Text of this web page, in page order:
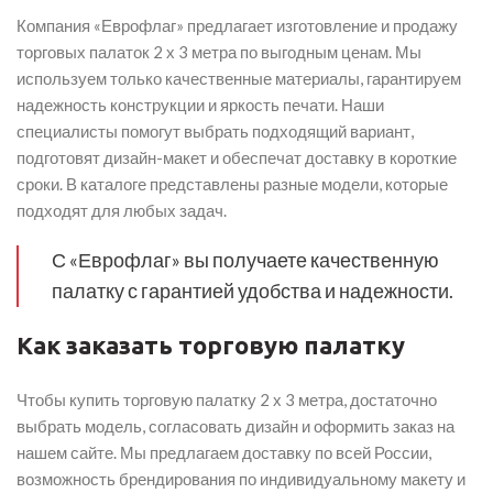
Компания «Еврофлаг» предлагает изготовление и продажу
торговых палаток 2 х 3 метра по выгодным ценам. Мы
используем только качественные материалы, гарантируем
надежность конструкции и яркость печати. Наши
специалисты помогут выбрать подходящий вариант,
подготовят дизайн-макет и обеспечат доставку в короткие
сроки. В каталоге представлены разные модели, которые
подходят для любых задач.
С «Еврофлаг» вы получаете качественную
палатку с гарантией удобства и надежности.
Как заказать торговую палатку
Чтобы купить торговую палатку 2 х 3 метра, достаточно
выбрать модель, согласовать дизайн и оформить заказ на
нашем сайте. Мы предлагаем доставку по всей России,
возможность брендирования по индивидуальному макету и